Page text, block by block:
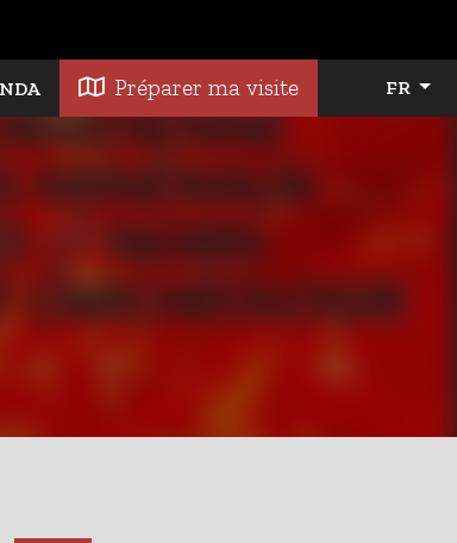
Préparer ma visite FR